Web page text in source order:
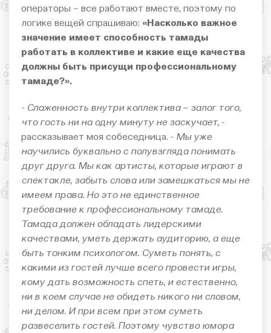
операторы – все работают вместе, поэтому по
логике вещей спрашиваю: «Насколько важное
значение имеет способность тамады
работать в коллективе и какие еще качества
должны быть присущи профессиональному
тамаде?».
- Слаженность внутри коллектива – залог того,
что гость ни на одну минуту не заскучает, -
рассказывает моя собеседница. - Мы уже
научились буквально с полувзгляда понимать
друг друга. Мы как артисты, которые играют в
спектакле, забыть слова или замешкаться мы не
имеем права. Но это не единственное
требование к профессиональному тамаде.
Тамада должен обладать лидерскими
качествами, уметь держать аудиторию, а еще
быть тонким психологом. Суметь понять, с
какими из гостей лучше всего провести игры,
кому дать возможность спеть, и естественно,
ни в коем случае не обидеть никого ни словом,
ни делом. И при всем при этом суметь
развеселить гостей. Поэтому чувство юмора